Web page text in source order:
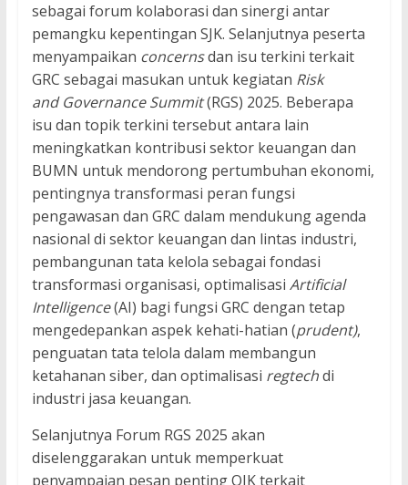
sebagai forum kolaborasi dan sinergi antar
pemangku kepentingan SJK. Selanjutnya peserta
menyampaikan concernsdan isu terkini terkait
GRC sebagai masukan untuk kegiatan Risk
and Governance Summit(RGS) 2025. Beberapa
isu dan topik terkini tersebut antara lain
meningkatkan kontribusi sektor keuangan dan
BUMN untuk mendorong pertumbuhan ekonomi,
pentingnya transformasi peran fungsi
pengawasan dan GRC dalam mendukung agenda
nasional di sektor keuangan dan lintas industri,
pembangunan tata kelola sebagai fondasi
transformasi organisasi, optimalisasi Artificial
Intelligence(AI) bagi fungsi GRC dengan tetap
mengedepankan aspek kehati-hatian (prudent),
penguatan tata telola dalam membangun
ketahanan siber, dan optimalisasi regtechdi
industri jasa keuangan.
Selanjutnya Forum RGS 2025 akan
diselenggarakan untuk memperkuat
penyampaian pesan penting OJK terkait